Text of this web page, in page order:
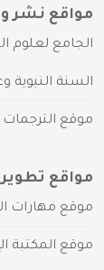
مواقع نشر
الجامع لعلوم
السنة النبوية
موقع الترجمات
مواقع
موقع مهارات
موقع المكتبة